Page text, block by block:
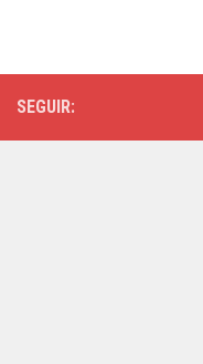
SEGUIR: